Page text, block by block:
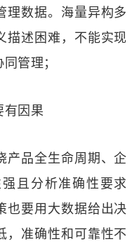
理数据。海量异构多
描述困难，不能实现
管理；
有因果
产品全生命周期、企
且分析准确性要求
也要用大数据给出决
，准确性和可靠性不